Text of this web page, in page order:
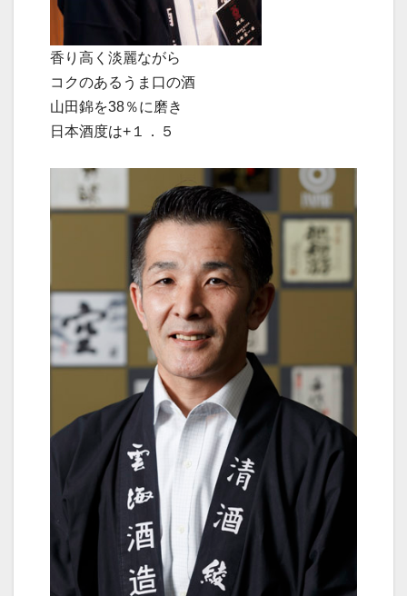
香り高く淡麗ながら
コクのあるうま口の酒
山田錦を38％に磨き
日本酒度は+１．５